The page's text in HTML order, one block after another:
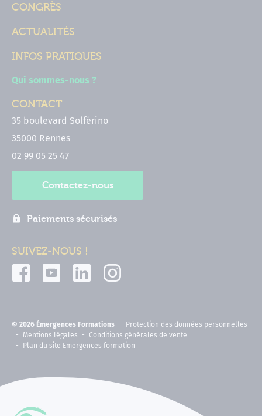
CONGRÈS
ACTUALITÉS
INFOS PRATIQUES
Qui sommes-nous ?
CONTACT
35 boulevard Solférino
35000 Rennes
02 99 05 25 47
Contactez-nous
Paiements sécurisés
SUIVEZ-NOUS !
© 2026 Émergences Formations
Protection des données personnelles
Mentions légales
Conditions générales de vente
Plan du site Emergences formation